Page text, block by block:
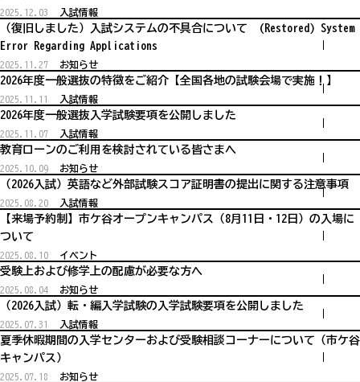
2025.12.03 入試情報
（復旧しました）入試システムの不具合について (Restored) System
Error Regarding Applications
2025.11.27 お知らせ
2026年度一般選抜の特徴をご紹介【全国各地の試験会場で実施！】
2025.11.11 入試情報
2026年度一般選抜入学試験要項を公開しました
2025.11.07 入試情報
教育ローンのご利用を検討されている皆さまへ
2025.10.09 お知らせ
（2026入試）英語など外部試験スコア証明書の提出に関する注意事項
2025.08.20 入試情報
【来場予約制】市ケ谷オープンキャンパス（8月11日・12日）の入場に
ついて
2025.08.10 イベント
受験上および修学上の配慮が必要な方へ
2025.08.04 お知らせ
（2026入試）転・編入学試験の入学試験要項を公開しました
2025.07.31 入試情報
夏季休暇期間の入学センターおよび受験相談コーナーについて（市ケ谷
キャンパス）
2025.07.18 お知らせ